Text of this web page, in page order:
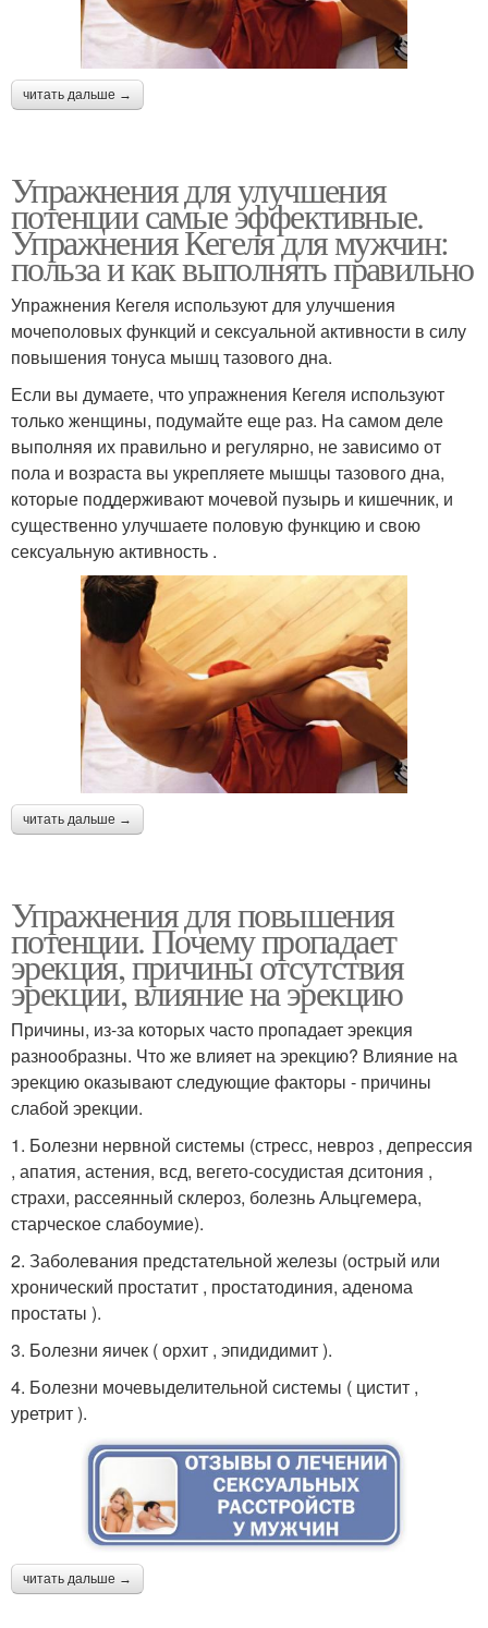
читать дальше →
Упражнения для улучшения
потенции самые эффективные.
Упражнения Кегеля для мужчин:
польза и как выполнять правильно
Упражнения Кегеля используют для улучшения
мочеполовых функций и сексуальной активности в силу
повышения тонуса мышц тазового дна.
Если вы думаете, что упражнения Кегеля используют
только женщины, подумайте еще раз. На самом деле
выполняя их правильно и регулярно, не зависимо от
пола и возраста вы укрепляете мышцы тазового дна,
которые поддерживают мочевой пузырь и кишечник, и
существенно улучшаете половую функцию и свою
сексуальную активность .
читать дальше →
Упражнения для повышения
потенции. Почему пропадает
эрекция, причины отсутствия
эрекции, влияние на эрекцию
Причины, из-за которых часто пропадает эрекция
разнообразны. Что же влияет на эрекцию? Влияние на
эрекцию оказывают следующие факторы - причины
слабой эрекции.
1. Болезни нервной системы (стресс, невроз , депрессия
, апатия, астения, всд, вегето-сосудистая дситония ,
страхи, рассеянный склероз, болезнь Альцгемера,
старческое слабоумие).
2. Заболевания предстательной железы (острый или
хронический простатит , простатодиния, аденома
простаты ).
3. Болезни яичек ( орхит , эпидидимит ).
4. Болезни мочевыделительной системы ( цистит ,
уретрит ).
читать дальше →